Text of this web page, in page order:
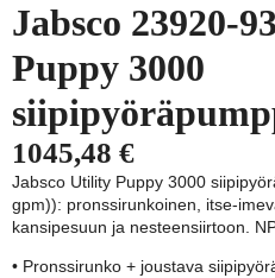
Jabsco 23920-
Puppy 3000
1045,48 €
Jabsco Utility Puppy 3000
gpm)): pronssirunkoinen, itse-
kansipesuun ja nesteensiirtoon.
• Pronssirunko + joustava